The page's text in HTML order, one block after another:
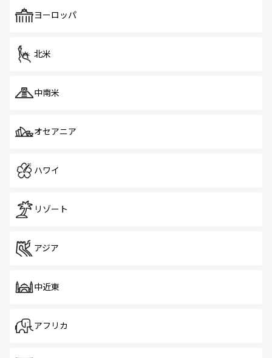
で、ホーカーズは地元の風情を楽しめる外せないスポット
ヨーロッパ
北米
中南米
オセアニア
ハワイ
リゾート
アジア
中近東
アフリカ